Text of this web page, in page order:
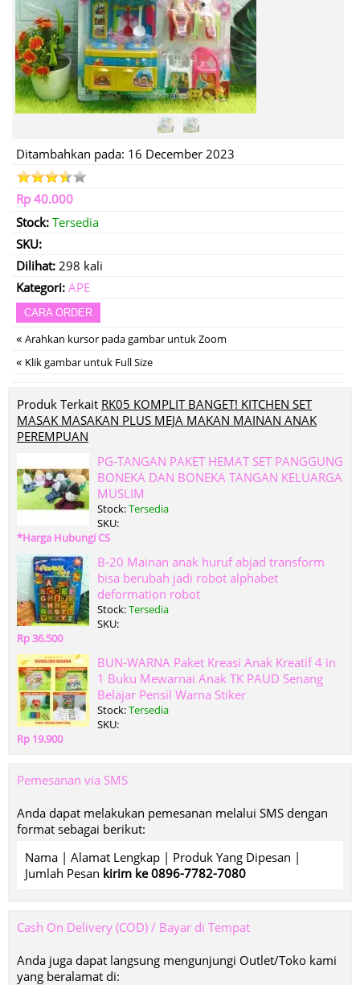
Ditambahkan pada: 16 December 2023
Rp 40.000
Stock: Tersedia
SKU:
Dilihat: 298 kali
Kategori: APE
CARA ORDER
« Arahkan kursor pada gambar untuk Zoom
« Klik gambar untuk Full Size
Produk Terkait RK05 KOMPLIT BANGET! KITCHEN SET
MASAK MASAKAN PLUS MEJA MAKAN MAINAN ANAK
PEREMPUAN
PG-TANGAN PAKET HEMAT SET PANGGUNG
BONEKA DAN BONEKA TANGAN KELUARGA
MUSLIM
Stock:Tersedia
SKU:
*Harga Hubungi CS
B-20 Mainan anak huruf abjad transform
bisa berubah jadi robot alphabet
deformation robot
Stock:Tersedia
SKU:
Rp 36.500
BUN-WARNA Paket Kreasi Anak Kreatif 4 in
1 Buku Mewarnai Anak TK PAUD Senang
Belajar Pensil Warna Stiker
Stock:Tersedia
SKU:
Rp 19.900
Pemesanan via SMS
Anda dapat melakukan pemesanan melalui SMS dengan
format sebagai berikut:
Nama | Alamat Lengkap | Produk Yang Dipesan |
Jumlah Pesan kirim ke 0896-7782-7080
Cash On Delivery (COD) / Bayar di Tempat
Anda juga dapat langsung mengunjungi Outlet/Toko kami
yang beralamat di: